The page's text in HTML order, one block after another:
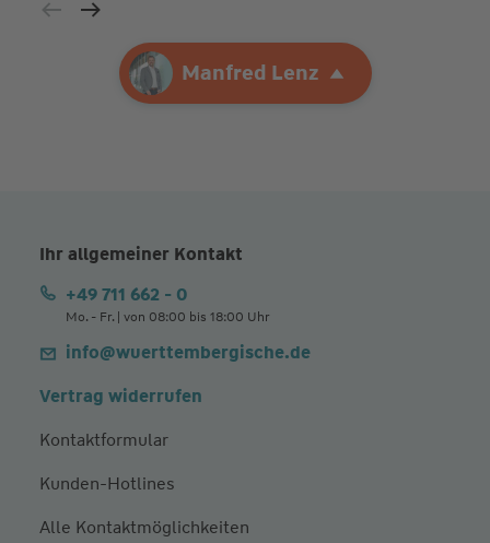
Ihre AgenturManfred Lenz
Manfred Lenz
Ihr allgemeiner Kontakt
+49 711 662 - 0
Mo. - Fr. | von 08:00 bis 18:00 Uhr
info@wuerttembergische.de
Vertrag widerrufen
Kontaktformular
Kunden-Hotlines
Alle Kontaktmöglichkeiten